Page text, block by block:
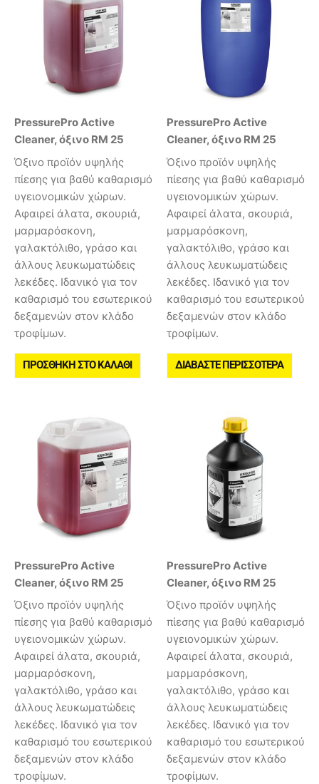
PressurePro Active
Cleaner, όξινο RM 25
Όξινο προϊόν υψηλής
πίεσης για βαθύ καθαρισμό
υγειονομικών χώρων.
Αφαιρεί άλατα, σκουριά,
μαρμαρόσκονη,
γαλακτόλιθο, γράσο και
άλλους λευκωματώδεις
λεκέδες. Ιδανικό για τον
καθαρισμό του εσωτερικού
δεξαμενών στον κλάδο
τροφίμων.
ΠΡΟΣΘΉΚΗ ΣΤΟ ΚΑΛΆΘΙ
PressurePro Active
Cleaner, όξινο RM 25
Όξινο προϊόν υψηλής
πίεσης για βαθύ καθαρισμό
υγειονομικών χώρων.
Αφαιρεί άλατα, σκουριά,
μαρμαρόσκονη,
γαλακτόλιθο, γράσο και
άλλους λευκωματώδεις
λεκέδες. Ιδανικό για τον
καθαρισμό του εσωτερικού
δεξαμενών στον κλάδο
τροφίμων.
ΔΙΑΒΆΣΤΕ ΠΕΡΙΣΣΌΤΕΡΑ
PressurePro Active
Cleaner, όξινο RM 25
Όξινο προϊόν υψηλής
πίεσης για βαθύ καθαρισμό
υγειονομικών χώρων.
Αφαιρεί άλατα, σκουριά,
μαρμαρόσκονη,
γαλακτόλιθο, γράσο και
άλλους λευκωματώδεις
λεκέδες. Ιδανικό για τον
καθαρισμό του εσωτερικού
δεξαμενών στον κλάδο
τροφίμων.
PressurePro Active
Cleaner, όξινο RM 25
Όξινο προϊόν υψηλής
πίεσης για βαθύ καθαρισμό
υγειονομικών χώρων.
Αφαιρεί άλατα, σκουριά,
μαρμαρόσκονη,
γαλακτόλιθο, γράσο και
άλλους λευκωματώδεις
λεκέδες. Ιδανικό για τον
καθαρισμό του εσωτερικού
δεξαμενών στον κλάδο
τροφίμων.